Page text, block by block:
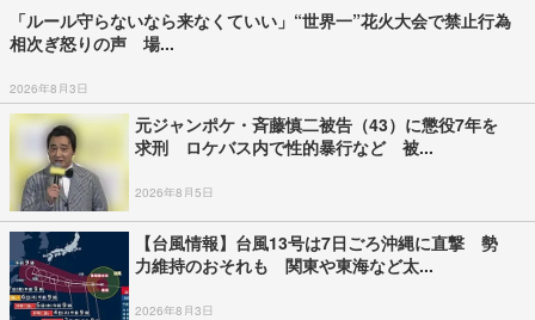
「ルール守らないなら来なくていい」“世界一”花火大会で禁止行為
相次ぎ怒りの声 場...
2026年8月3日
元ジャンポケ・斉藤慎二被告（43）に懲役7年を
求刑 ロケバス内で性的暴行など 被...
2026年8月5日
【台風情報】台風13号は7日ごろ沖縄に直撃 勢
力維持のおそれも 関東や東海など太...
2026年8月3日